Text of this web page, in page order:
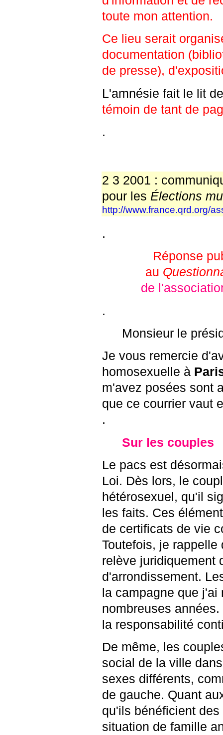
toute mon attention.
Ce lieu serait
documentation
de presse),
L'amnésie fait le lit
témoin de tant de
.
2 3 2001 :
pour les Élections
http://www.france.qrd.org/
.
Réponse
au
de
.
Monsieur le
Je vous remercie
homosexuelle à
m'avez posées sont
que ce courrier vaut
.
Sur les couples
Le pacs est
Loi. Dès lors, le
hétérosexuel, qu'il
les faits. Ces
de certificats de vie
Toutefois, je
relève juridiquement
d'arrondissement.
la campagne que j'ai
nombreuses
la responsabilité
De même, les
social de la ville
sexes différents,
de gauche. Quant
qu'ils bénéficient
situation de famille